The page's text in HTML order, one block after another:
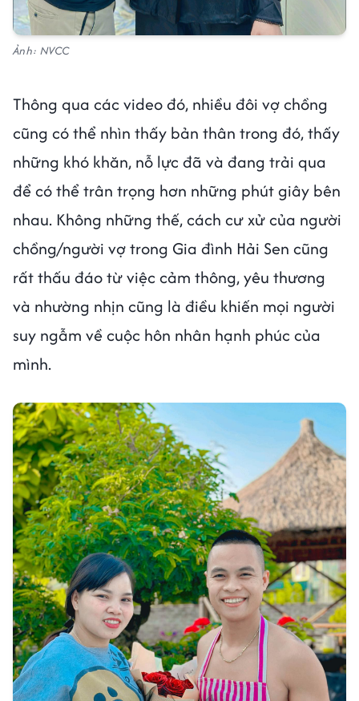
Ảnh: NVCC
Thông qua các video đó, nhiều đôi vợ chồng
cũng có thể nhìn thấy bản thân trong đó, thấy
những khó khăn, nỗ lực đã và đang trải qua
để có thể trân trọng hơn những phút giây bên
nhau. Không những thế, cách cư xử của người
chồng/người vợ trong Gia đình Hải Sen cũng
rất thấu đáo từ việc cảm thông, yêu thương
và nhường nhịn cũng là điều khiến mọi người
suy ngẫm về cuộc hôn nhân hạnh phúc của
mình.